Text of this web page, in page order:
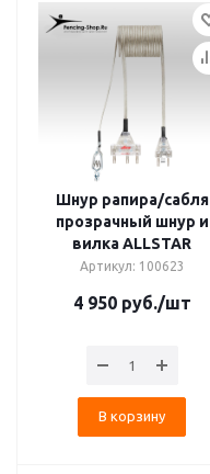
Шнур рапира/сабля
прозрачный шнур и
вилка ALLSTAR
Артикул: 100623
4 950руб./шт
В корзину